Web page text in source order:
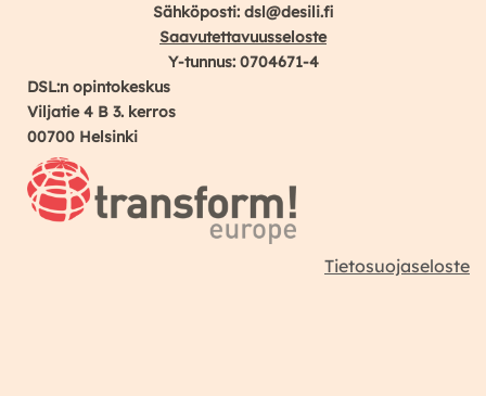
Sähköposti: dsl@desili.fi
Saavutettavuusseloste
Y-tunnus: 0704671-4
DSL:n opintokeskus
Viljatie 4 B 3. kerros
00700 Helsinki
Tietosuojaseloste